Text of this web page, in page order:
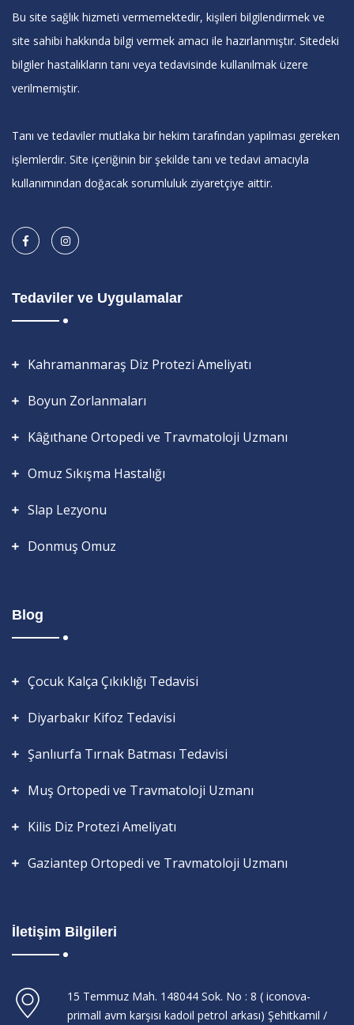
Bu site sağlık hizmeti vermemektedir, kişileri bilgilendirmek ve
site sahibi hakkında bilgi vermek amacı ile hazırlanmıştır. Sitedeki
bilgiler hastalıkların tanı veya tedavisinde kullanılmak üzere
verilmemiştir.
Tanı ve tedaviler mutlaka bir hekim tarafından yapılması gereken
işlemlerdir. Site içeriğinin bir şekilde tanı ve tedavi amacıyla
kullanımından doğacak sorumluluk ziyaretçiye aittir.
Tedaviler ve Uygulamalar
Kahramanmaraş Diz Protezi Ameliyatı
Boyun Zorlanmaları
Kâğıthane Ortopedi ve Travmatoloji Uzmanı
Omuz Sıkışma Hastalığı
Slap Lezyonu
Donmuş Omuz
Blog
Çocuk Kalça Çıkıklığı Tedavisi
Diyarbakır Kifoz Tedavisi
Şanlıurfa Tırnak Batması Tedavisi
Muş Ortopedi ve Travmatoloji Uzmanı
Kilis Diz Protezi Ameliyatı
Gaziantep Ortopedi ve Travmatoloji Uzmanı
İletişim Bilgileri
15 Temmuz Mah. 148044 Sok. No : 8 ( iconova-
primall avm karşısı kadoil petrol arkası) Şehitkamil /